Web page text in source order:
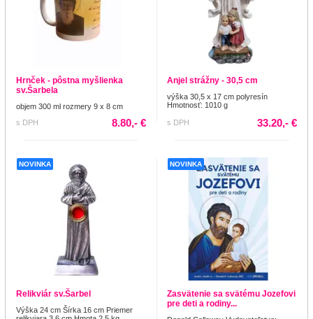
Hrnček - pôstna myšlienka
sv.Šarbela
objem 300 ml rozmery 9 x 8 cm
s DPH
8.80,- €
Anjel strážny - 30,5 cm
výška 30,5 x 17 cm polyresín
Hmotnosť: 1010 g
s DPH 33.20,- €
NOVINKA
Relikviár sv.Šarbel
Výška 24 cm Šírka 16 cm Priemer
NOVINKA
Zasvätenie sa svätému Jozefovi
pre deti a rodiny...